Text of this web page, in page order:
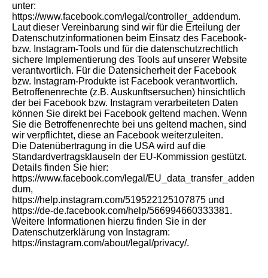
unter:
https://www.facebook.com/legal/controller_addendum.
Laut dieser Vereinbarung sind wir für die Erteilung der
Datenschutzinformationen beim Einsatz des Facebook-
bzw. Instagram-Tools und für die datenschutzrechtlich
sichere Implementierung des Tools auf unserer Website
verantwortlich. Für die Datensicherheit der Facebook
bzw. Instagram-Produkte ist Facebook verantwortlich.
Betroffenenrechte (z.B. Auskunftsersuchen) hinsichtlich
der bei Facebook bzw. Instagram verarbeiteten Daten
können Sie direkt bei Facebook geltend machen. Wenn
Sie die Betroffenenrechte bei uns geltend machen, sind
wir verpflichtet, diese an Facebook weiterzuleiten.
Die Datenübertragung in die USA wird auf die
Standardvertragsklauseln der EU-Kommission gestützt.
Details finden Sie hier:
https://www.facebook.com/legal/EU_data_transfer_adden
dum,
https://help.instagram.com/519522125107875 und
https://de-de.facebook.com/help/566994660333381.
Weitere Informationen hierzu finden Sie in der
Datenschutzerklärung von Instagram:
https://instagram.com/about/legal/privacy/.